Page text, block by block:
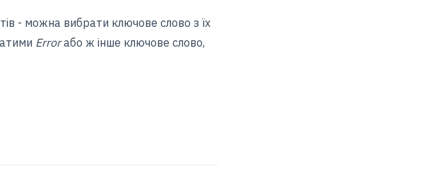
- можна вибрати ключове слово з їх
Errorабо ж інше ключове слово,